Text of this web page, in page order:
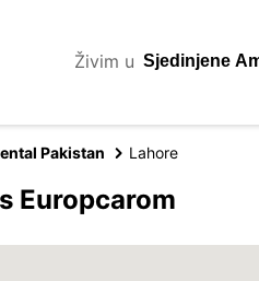
Živim u
Pakistan Lahore
Europcarom